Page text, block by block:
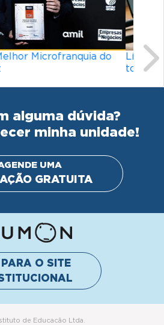
alguma dúvida?
minha unidade!
PARA O SITE